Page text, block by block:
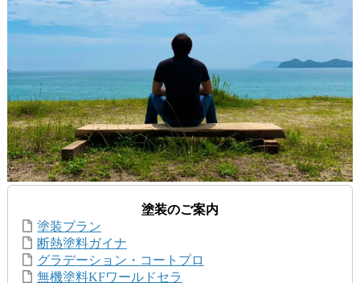
塗装のご案内
塗装プラン
断熱塗料ガイナ
グラデーション・コートプロ
無機塗料KFワールドセラ